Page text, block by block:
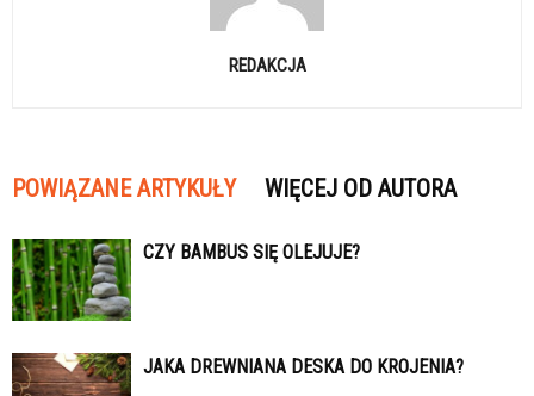
REDAKCJA
POWIĄZANE ARTYKUŁY WIĘCEJ OD AUTORA
CZY BAMBUS SIĘ OLEJUJE?
JAKA DREWNIANA DESKA DO KROJENIA?